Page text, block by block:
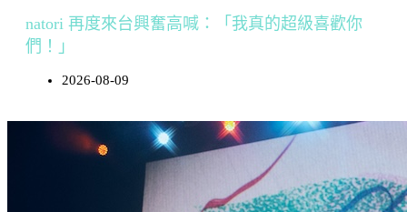
natori 再度來台興奮高喊：「我真的超級喜歡你
們！」
2026-08-09